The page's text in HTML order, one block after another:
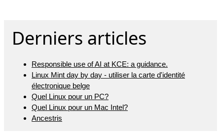
Derniers articles
Responsible use of AI at KCE: a guidance.
Linux Mint day by day - utiliser la carte d'identité
électronique belge
Quel Linux pour un PC?
Quel Linux pour un Mac Intel?
Ancestris